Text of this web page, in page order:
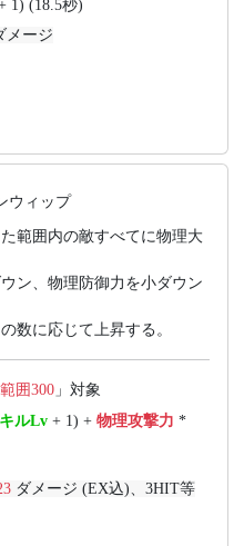
1) (18.5秒)
メージ
ウィップ
範囲内の敵すべてに物理大
ン、物理防御力を小ダウン
数に応じて上昇する。
範囲300 」対象
ルLv + 1) + 物理攻撃力 *
ダメージ (EX込)、3HIT等